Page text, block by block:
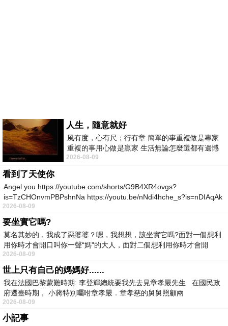
人生，隨意就好
風有度，心有尺；行有章 簡單的事重複做是專家
重複的事用心做是贏家 生活無論怎麼選都有遺憾
所以開心就好 生活不會辜負認真
2026-08-09
看到了天使你
Angel you https://youtube.com/shorts/G9B4XR4ovgs?
is=TzCHOnvmPBPshnNa https://youtu.be/nNdi4hche_s?is=nDIAqAk
2026-08-09
要坐實它嗎?
莫名其妙的，我成了惡婆婆？嗯，我想想，該坐實它嗎?面對一個想利
用你時才會開口叫你一聲“媽"的大人，面對二個想利用你時才會開
2026-08-09
世上只有自己的媽媽好......
我在法國巴黎蒙難時期: 李登輝總統要我先去見章孝嚴先生 在國民政
府遷臺時期， 小蔣特別囑咐章孝嚴．章孝慈的舅舅照顧兩
2026-08-09
小記事